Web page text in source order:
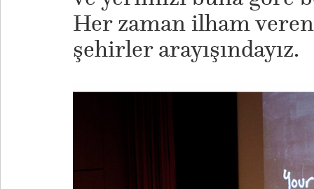
Her zaman ilham
şehirler arayışındayız.